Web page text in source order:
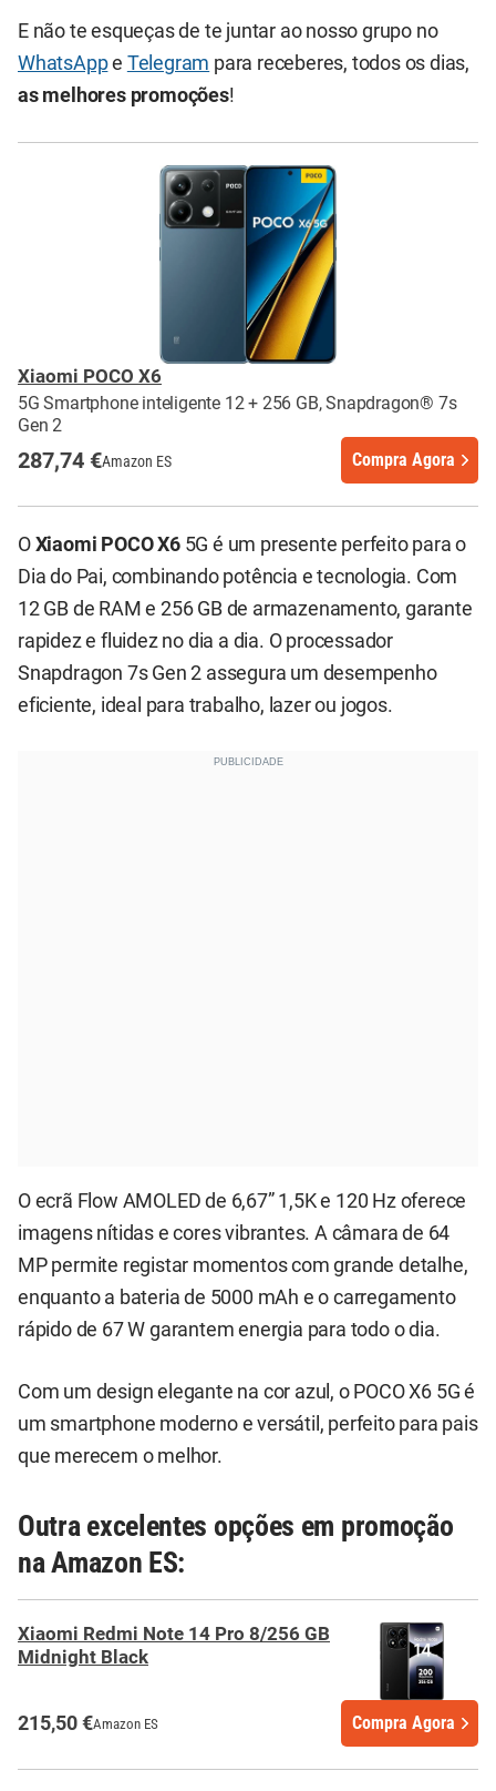
E não te esqueças de te juntar ao nosso grupo no
WhatsAppe Telegram para receberes, todos os dias,
as melhores promoções!
Xiaomi POCO X6
5G Smartphone inteligente 12 + 256 GB, Snapdragon® 7s
Gen 2
287,74 €Amazon ES Compra Agora
O Xiaomi POCO X65G é um presente perfeito para o
Dia do Pai, combinando potência e tecnologia. Com
12 GB de RAM e 256 GB de armazenamento, garante
rapidez e fluidez no dia a dia. O processador
Snapdragon 7s Gen 2 assegura um desempenho
eficiente, ideal para trabalho, lazer ou jogos.
O ecrã Flow AMOLED de 6,67” 1,5K e 120 Hz oferece
imagens nítidas e cores vibrantes. A câmara de 64
MP permite registar momentos com grande detalhe,
enquanto a bateria de 5000 mAh e o carregamento
rápido de 67 W garantem energia para todo o dia.
Com um design elegante na cor azul, o POCO X6 5G é
um smartphone moderno e versátil, perfeito para pais
que merecem o melhor.
Outra excelentes opções em promoção
na Amazon ES:
Xiaomi Redmi Note 14 Pro 8/256 GB
Midnight Black
215,50 €Amazon ES Compra Agora